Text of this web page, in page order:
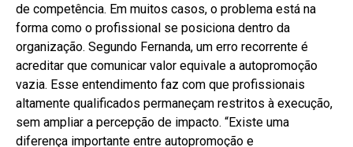
de competência. Em muitos casos, o problema está na
forma como o profissional se posiciona dentro da
organização. Segundo Fernanda, um erro recorrente é
acreditar que comunicar valor equivale a autopromoção
vazia. Esse entendimento faz com que profissionais
altamente qualificados permaneçam restritos à execução,
sem ampliar a percepção de impacto. “Existe uma
diferença importante entre autopromoção e